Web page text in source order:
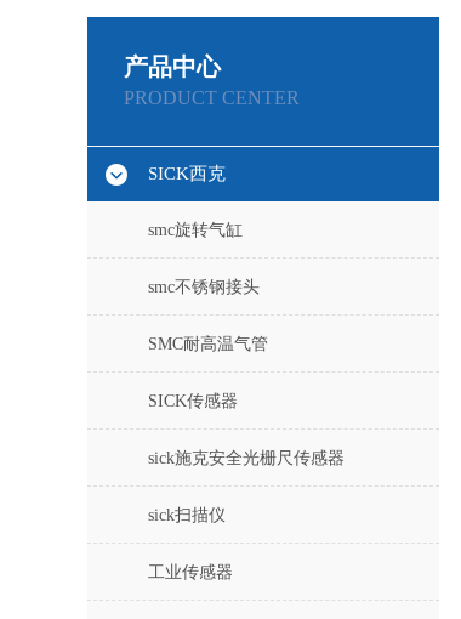
产品中心
PRODUCT CENTER
SICK西克
smc旋转气缸
smc不锈钢接头
SMC耐高温气管
SICK传感器
sick施克安全光栅尺传感器
sick扫描仪
工业传感器